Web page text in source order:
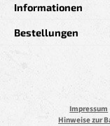
Informationen
Bestellungen
Impressum
Hinweise zur